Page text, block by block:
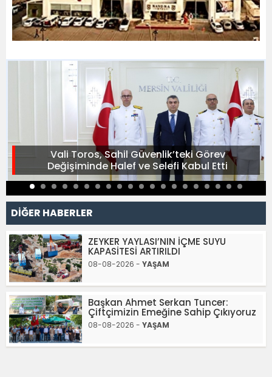
Vali Toros, Sahil Güvenlik’teki Görev
Değişiminde Halef ve Selefi Kabul Etti
DİĞER HABERLER
ZEYKER YAYLASI’NIN İÇME SUYU
KAPASİTESİ ARTIRILDI
08-08-2026 - YAŞAM
Başkan Ahmet Serkan Tuncer:
Çiftçimizin Emeğine Sahip Çıkıyoruz
08-08-2026 - YAŞAM